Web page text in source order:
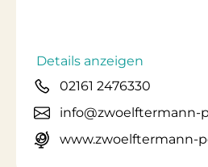
Details anzeigen
02161 2476330
info@zwoelftermann-
www.zwoelftermann-